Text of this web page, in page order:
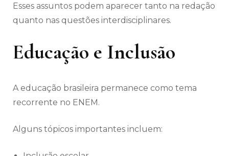
Esses assuntos podem aparecer tanto na redação
quanto nas questões interdisciplinares.
Educação e Inclusão
A educação brasileira permanece como tema
recorrente no ENEM.
Alguns tópicos importantes incluem: